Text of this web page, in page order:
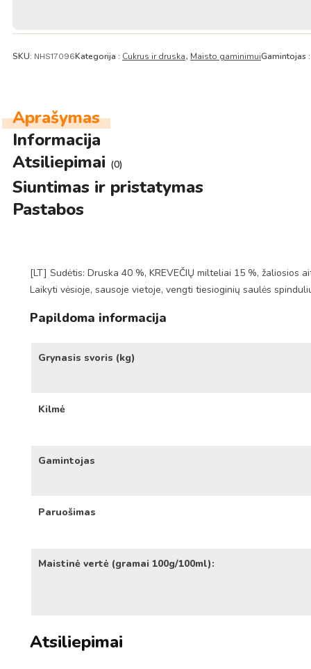
SKU: NHS17096Kategorija : Cukrus ir druska, Maisto gaminimuiGamintojas
Aprašymas
Informacija
Atsiliepimai (0)
Siuntimas ir pristatymas
Pastabos
[LT] Sudėtis: Druska 40 %, KREVEČIŲ milteliai 15 %, žaliosios
Laikyti vėsioje, sausoje vietoje, vengti tiesioginių saulės
Papildoma informacija
Grynasis svoris (kg)
Kilmė
Gamintojas
Paruošimas
Maistinė vertė (gramai 100g/100ml):
Atsiliepimai